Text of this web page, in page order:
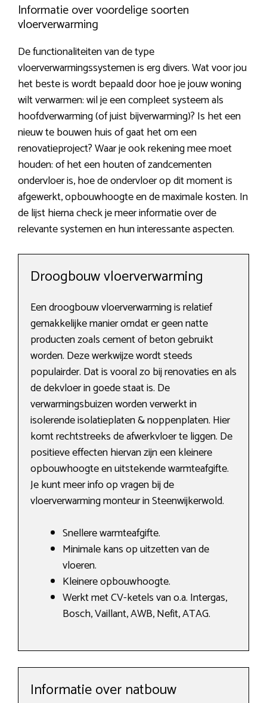
Informatie over voordelige soorten
vloerverwarming
De functionaliteiten van de type
vloerverwarmingssystemen is erg divers. Wat voor jou
het beste is wordt bepaald door hoe je jouw woning
wilt verwarmen: wil je een compleet systeem als
hoofdverwarming (of juist bijverwarming)? Is het een
nieuw te bouwen huis of gaat het om een
renovatieproject? Waar je ook rekening mee moet
houden: of het een houten of zandcementen
ondervloer is, hoe de ondervloer op dit moment is
afgewerkt, opbouwhoogte en de maximale kosten. In
de lijst hierna check je meer informatie over de
relevante systemen en hun interessante aspecten.
Droogbouw vloerverwarming
Een droogbouw vloerverwarming is relatief
gemakkelijke manier omdat er geen natte
producten zoals cement of beton gebruikt
worden. Deze werkwijze wordt steeds
populairder. Dat is vooral zo bij renovaties en als
de dekvloer in goede staat is. De
verwarmingsbuizen worden verwerkt in
isolerende isolatieplaten & noppenplaten. Hier
komt rechtstreeks de afwerkvloer te liggen. De
positieve effecten hiervan zijn een kleinere
opbouwhoogte en uitstekende warmteafgifte.
Je kunt meer info op vragen bij de
vloerverwarming monteur in Steenwijkerwold.
Snellere warmteafgifte.
Minimale kans op uitzetten van de
vloeren.
Kleinere opbouwhoogte.
Werkt met CV-ketels van o.a. Intergas,
Bosch, Vaillant, AWB, Nefit, ATAG.
Informatie over natbouw